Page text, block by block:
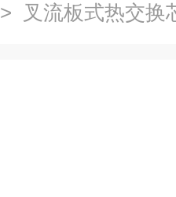
> 叉流板式热交换